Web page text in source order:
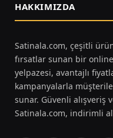
HAKKIMIZDA
Satinala.com, çeşitli
fırsatlar sunan bir
yelpazesi, avantajlı
kampanyalarla
sunar. Güvenli alışveriş
Satinala.com, indirimli